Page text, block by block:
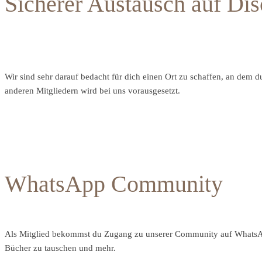
Wir sind sehr darauf bedacht für dich einen Ort zu schaffen, an
anderen Mitgliedern wird bei uns vorausgesetzt.
WhatsApp Community
Als Mitglied bekommst du Zugang zu unserer Community auf
Bücher zu tauschen und mehr.